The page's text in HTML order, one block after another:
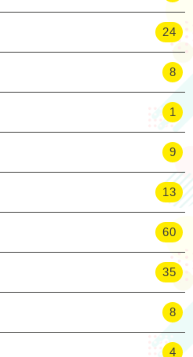
24
8
1
9
13
60
35
8
4